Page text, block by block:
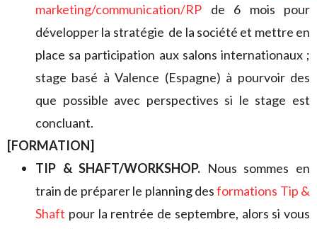
marketing/communication/RP de 6 mois pour
développer la stratégie de la société et mettre en
place sa participation aux salons internationaux ;
stage basé à Valence (Espagne) à pourvoir des
que possible avec perspectives si le stage est
concluant.
[FORMATION]
TIP & SHAFT/WORKSHOP. Nous sommes en
train de préparer le planning desformations Tip &
Shaft pour la rentrée de septembre, alors si vous